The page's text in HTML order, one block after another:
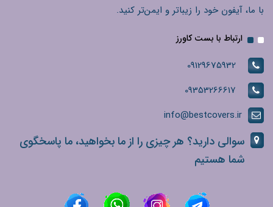
با ما، آیفون خود را زیباتر و ایمن‌تر کنید.
ارتباط با بست کاورز
09129675932
09353266617
info@bestcovers.ir
سوالی دارید؟ هر چیزی را از ما بخواهید، ما پاسخگوی
شما هستیم